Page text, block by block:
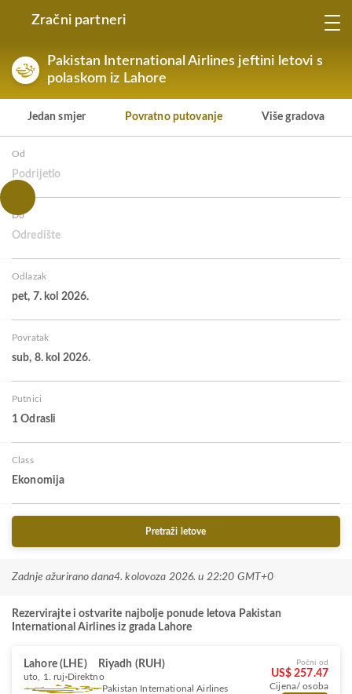
Zračni partneri
Pakistan International Airlines jeftini letovi s
polaskom iz Lahore
Jedan smjer Povratno putovanje Više gradova
Od
Podrijetlo
Do
Odredište
Odlazak
pet, 7. kol 2026.
Povratak
sub, 8. kol 2026.
Putnici
1 Odrasli
Class
Ekonomija
Pretraži letove
Zadnje ažurirano dana4. kolovoza 2026. u 22:20 GMT+0
Rezervirajte i ostvarite najbolje ponude letova Pakistan
International Airlines iz grada Lahore
Lahore (LHE) Riyadh (RUH)
uto, 1. ruj Direktno
Pakistan International Airlines
Počni od
US$ 257.47
Cijena/ osoba